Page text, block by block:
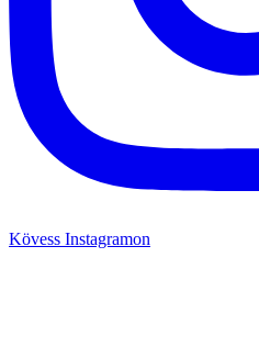
Kövess Instagramon